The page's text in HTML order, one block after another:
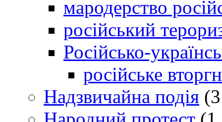
мародерство
російський
Російсько-
російське
Надзвичайна подія